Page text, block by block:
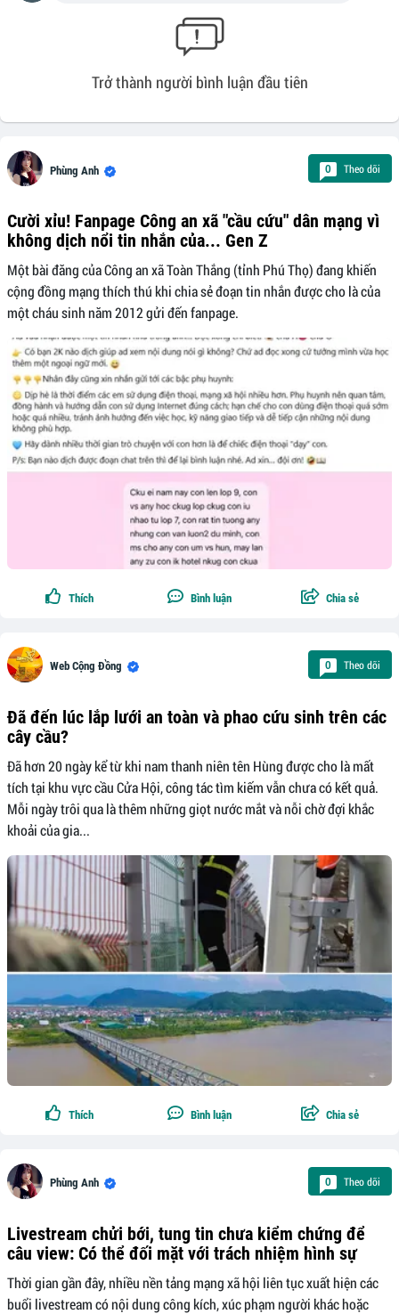
Trở thành người bình luận đầu tiên
Phùng Anh 0 Theo dõi
Cười xỉu! Fanpage Công an xã "cầu cứu" dân mạng vì
không dịch nổi tin nhắn của... Gen Z
Một bài đăng của Công an xã Toàn Thắng (tỉnh Phú Thọ) đang khiến
cộng đồng mạng thích thú khi chia sẻ đoạn tin nhắn được cho là của
một cháu sinh năm 2012 gửi đến fanpage.
Thích Bình luận Chia sẻ
Web Cộng Đồng 0 Theo dõi
Đã đến lúc lắp lưới an toàn và phao cứu sinh trên các
cây cầu?
Đã hơn 20 ngày kể từ khi nam thanh niên tên Hùng được cho là mất
tích tại khu vực cầu Cửa Hội, công tác tìm kiếm vẫn chưa có kết quả.
Mỗi ngày trôi qua là thêm những giọt nước mắt và nỗi chờ đợi khắc
khoải của gia...
Thích Bình luận Chia sẻ
Phùng Anh 0 Theo dõi
Livestream chửi bới, tung tin chưa kiểm chứng để
câu view: Có thể đối mặt với trách nhiệm hình sự
Thời gian gần đây, nhiều nền tảng mạng xã hội liên tục xuất hiện các
buổi livestream có nội dung công kích, xúc phạm người khác hoặc